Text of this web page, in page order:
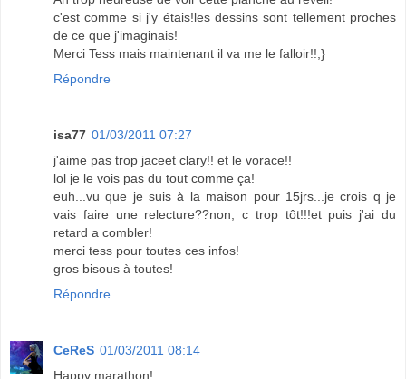
c'est comme si j'y étais!les dessins sont tellement proches
de ce que j'imaginais!
Merci Tess mais maintenant il va me le falloir!!;}
Répondre
isa77 01/03/2011 07:27
j'aime pas trop jaceet clary!! et le vorace!!
lol je le vois pas du tout comme ça!
euh...vu que je suis à la maison pour 15jrs...je crois q je
vais faire une relecture??non, c trop tôt!!!et puis j'ai du
retard a combler!
merci tess pour toutes ces infos!
gros bisous à toutes!
Répondre
CeReS 01/03/2011 08:14
Happy marathon!